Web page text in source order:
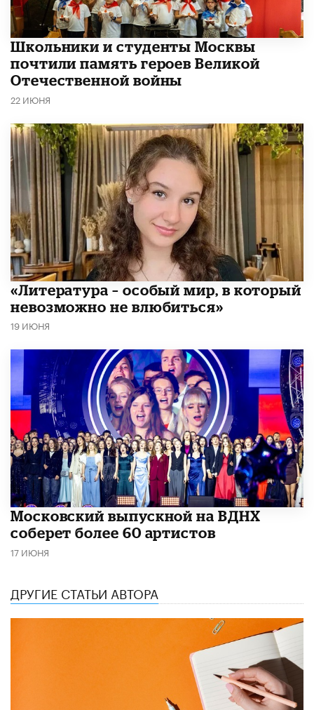
Школьники и студенты Москвы
почтили память героев Великой
Отечественной войны
22 ИЮНЯ
​«Литература – особый мир, в который
невозможно не влюбиться»
19 ИЮНЯ
Московский выпускной на ВДНХ
соберет более 60 артистов
17 ИЮНЯ
ДРУГИЕ СТАТЬИ АВТОРА